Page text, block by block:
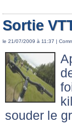
Sortie
le 21/07/2009 à 11:37 |
souder le